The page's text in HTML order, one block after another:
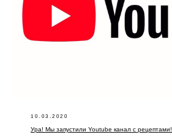
10.03.2020
Ура! Мы запустили Youtube канал с рецептами!